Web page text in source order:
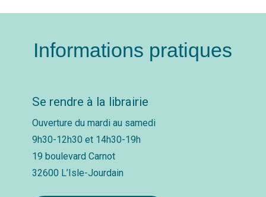
Informations pratiques
Se rendre à la librairie
Ouverture du mardi au samedi
9h30-12h30 et 14h30-19h
19 boulevard Carnot
32600 L’Isle-Jourdain